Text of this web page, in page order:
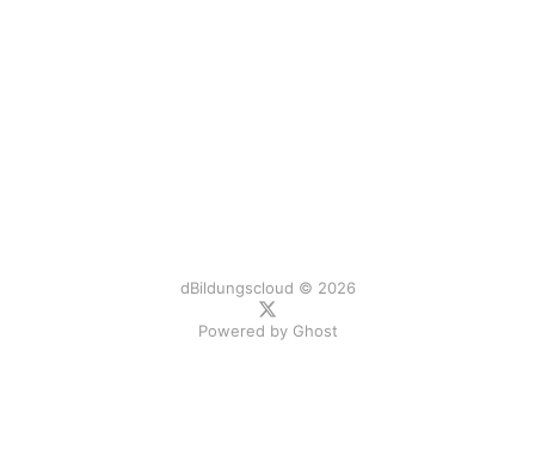
dBildungscloud © 2026
Powered by Ghost